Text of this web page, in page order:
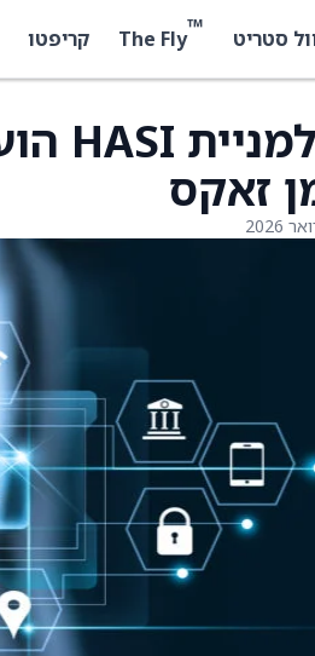
סטריט ™
The Fly קריפטו
זאקס